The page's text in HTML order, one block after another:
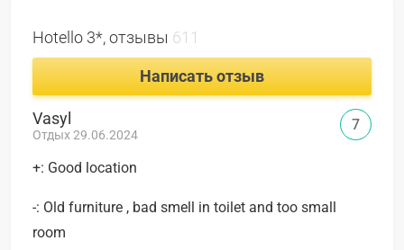
Hotello 3*, отзывы 611
Написать отзыв
Vasyl
Отдых 29.06.2024
+: Good location
-: Old furniture , bad smell in toilet and too small
room
7